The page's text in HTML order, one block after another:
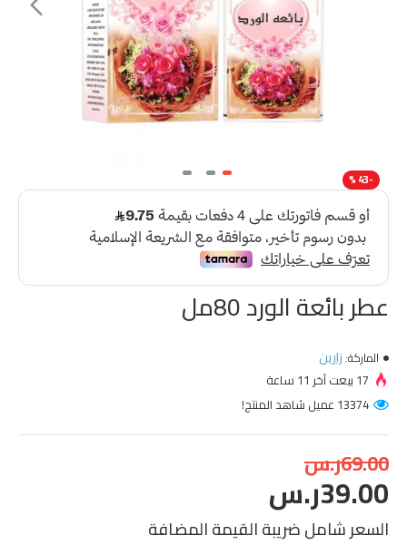
-43 %
عطر بائعة الورد 80مل
السعر شامل ضريبة القيمة المضافة
39.00ر.س
69.00ر.س
الماركة: زارين
17 بيعت آخر 11 ساعة
13374 عميل شاهد المنتج!